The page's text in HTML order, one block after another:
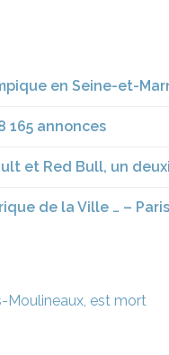
en Seine-et-
165 annonces
et Red Bull, un
de la Ville … –
Moulineaux, est mort